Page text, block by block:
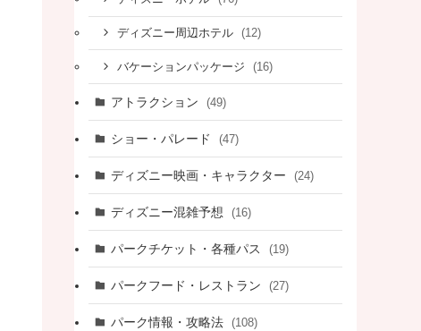
ディズニー周辺ホテル (12)
バケーションパッケージ (16)
アトラクション (49)
ショー・パレード (47)
ディズニー映画・キャラクター (24)
ディズニー混雑予想 (16)
パークチケット・各種パス (19)
パークフード・レストラン (27)
パーク情報・攻略法 (108)